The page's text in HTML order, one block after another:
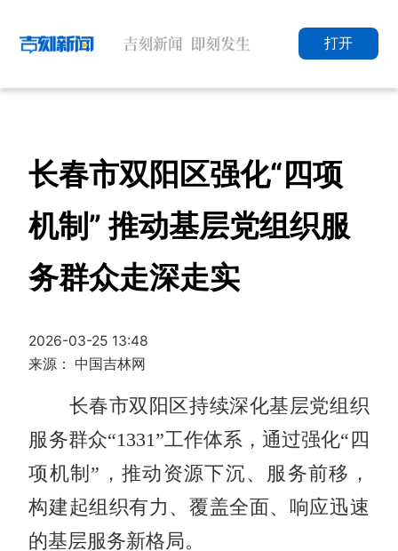
打开
长春市双阳区强化“四项
机制” 推动基层党组织服
务群众走深走实
2026-03-25 13:48
来源： 中国吉林网
长春市双阳区持续深化基层党组织
服务群众“1331”工作体系，通过强化“四
项机制”，推动资源下沉、服务前移，
构建起组织有力、覆盖全面、响应迅速
的基层服务新格局。